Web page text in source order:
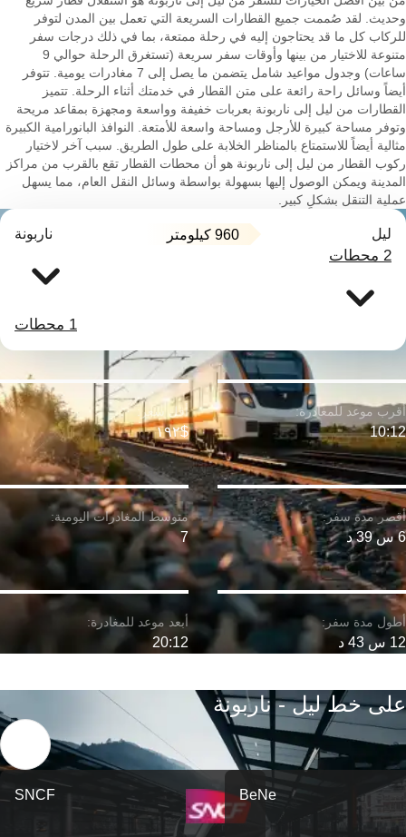
وحديث. لقد صُممت جميع القطارات السريعة التي تعمل بين المدن لتوفر
للركاب كل ما قد يحتاجون إليه في رحلة ممتعة، بما في ذلك درجات سفر
متنوعة للاختيار من بينها وأوقات سفر سريعة (تستغرق الرحلة حوالي 9
ساعات) وجدول مواعيد شامل يتضمن ما يصل إلى 7 مغادرات يومية. تتوفر
أيضاً وسائل راحة رائعة على متن القطار في خدمتك أثناء الرحلة. تتميز
القطارات من ليل إلى ناربونة بعربات خفيفة وواسعة ومجهزة بمقاعد مريحة
وتوفر مساحة كبيرة للأرجل ومساحة واسعة للأمتعة. النوافذ البانورامية الكبيرة
مثالية أيضاً للاستمتاع بالمناظر الخلابة على طول الطريق. سبب آخر لاختيار
ركوب القطار من ليل إلى ناربونة هو أن محطات القطار تقع بالقرب من مراكز
المدينة ويمكن الوصول إليها بسهولة بواسطة وسائل النقل العام، مما يسهل
عملية التنقل بشكلٍ كبير.
ليل 960 كيلومتر ناربونة
2 محطات
1 محطات
6 س 39 د
10:12
12 س 43 د
$١٩٢
7
20:12
على خط ليل - ناربونة
SNCF BeNe